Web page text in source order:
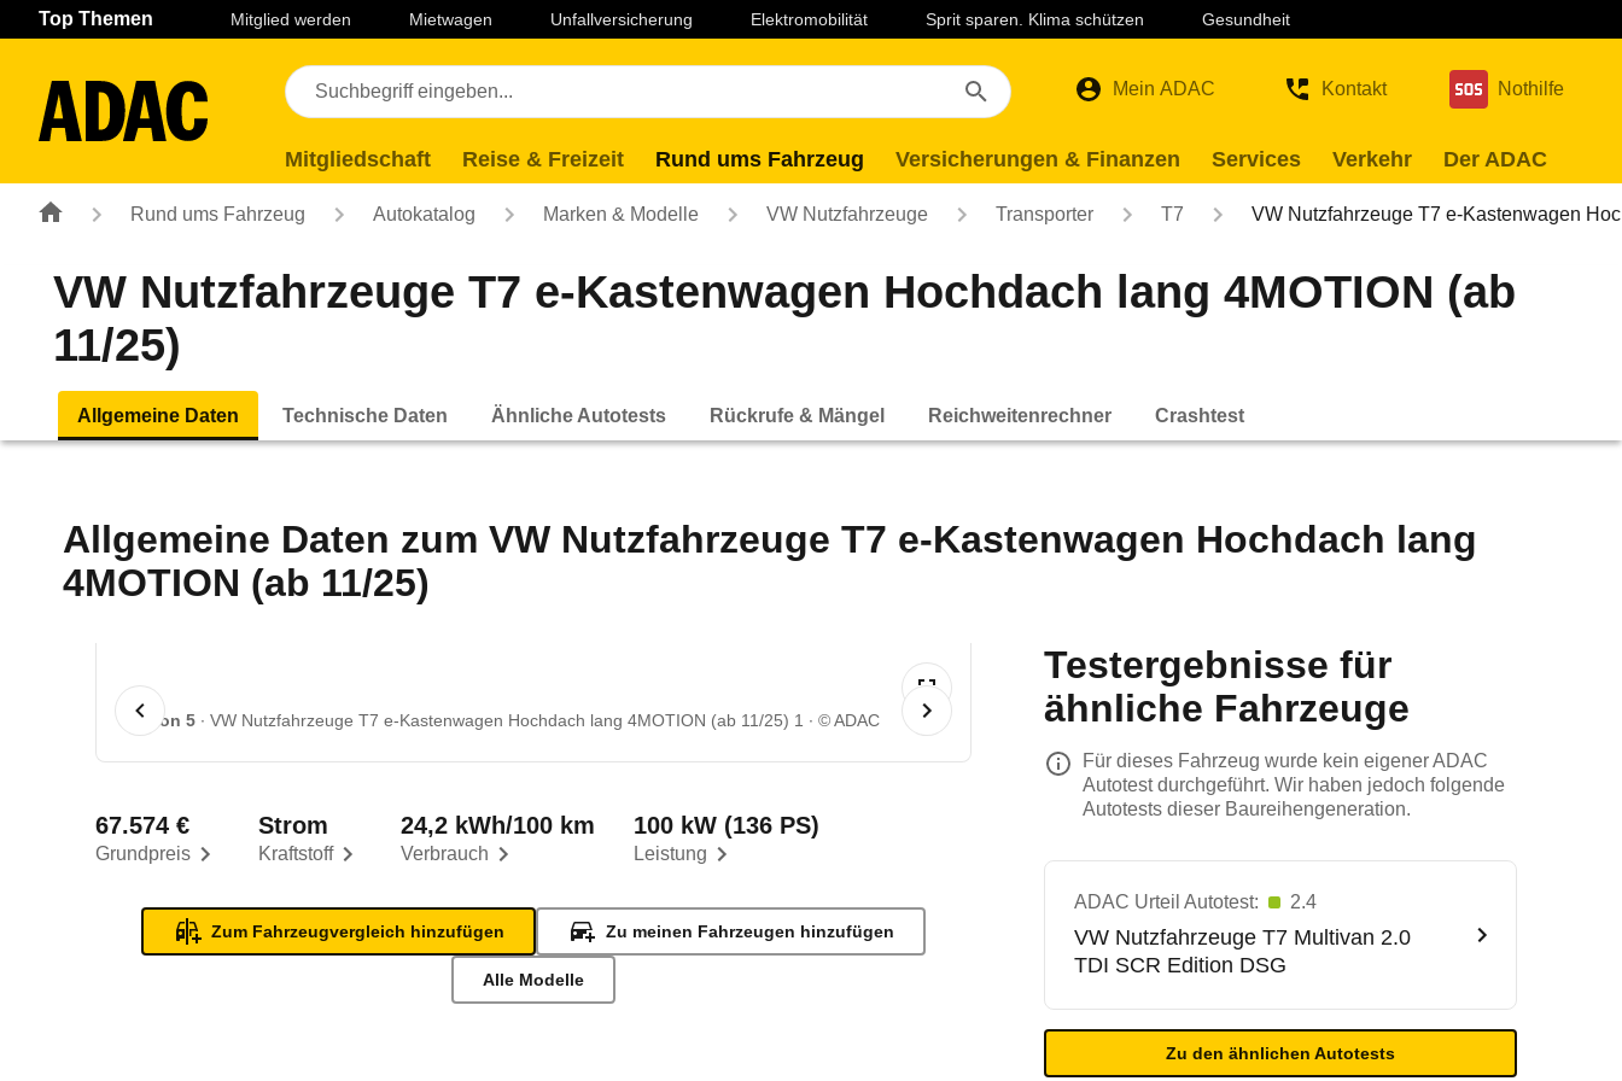
Navigation Seiteninhalt Fußzeile
Top Themen Mitglied werden Mietwagen Unfallversicherung Elektromobilität Sprit sparen. Klima schützen Gesundheit
Mein ADAC Kontakt Nothilfe
Mitgliedschaft Reise & Freizeit Rund ums Fahrzeug Versicherungen & Finanzen Services Verkehr Der ADAC
Rund ums Fahrzeug Autokatalog Marken & Modelle VW Nutzfahrzeuge Transporter T7 VW Nutzfahrzeuge T7 e-Kastenwagen
VW Nutzfahrzeuge T7 e-Kastenwagen Hochdach lang 4MOTION (ab
11/25)
Allgemeine Daten Technische Daten Ähnliche Autotests Rückrufe & Mängel Reichweitenrechner Crashtest
Allgemeine Daten zum VW Nutzfahrzeuge T7 e-Kastenwagen Hochdach lang
4MOTION (ab 11/25)
1 von 5 VW Nutzfahrzeuge T7 e-Kastenwagen Hochdach lang 4MOTION (ab 11/25) 1 © ADAC
Grundpreis
67.574 €
Kraftstoff
Strom
Verbrauch
24,2 kWh/100 km
Leistung
100 kW (136 PS)
Zum Fahrzeugvergleich hinzufügen Zu meinen Fahrzeugen hinzufügen
Alle Modelle
Testergebnisse für
ähnliche Fahrzeuge
Für dieses Fahrzeug wurde kein eigener ADAC
Autotest durchgeführt. Wir haben jedoch folgende
Autotests dieser Baureihengeneration.
ADAC Urteil Autotest: 2.4
VW Nutzfahrzeuge T7 Multivan 2.0
TDI SCR Edition DSG
Zu den ähnlichen Autotests